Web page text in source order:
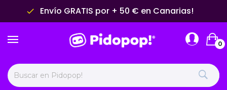
done Envío GRATIS por + 50 € en Canarias!
0